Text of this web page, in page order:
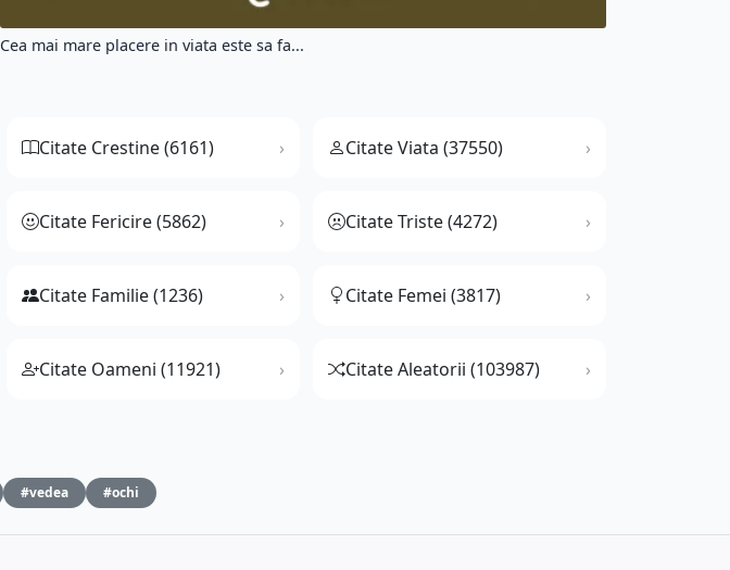
Cea mai mare placere in viata este sa fa...
Citate Crestine (6161) Citate Viata (37550)
Citate Fericire (5862) Citate Triste (4272)
Citate Familie (1236) Citate Femei (3817)
Citate Oameni (11921) Citate Aleatorii (103987)
#vedea #ochi